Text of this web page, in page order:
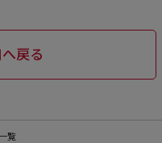
戻る
覧